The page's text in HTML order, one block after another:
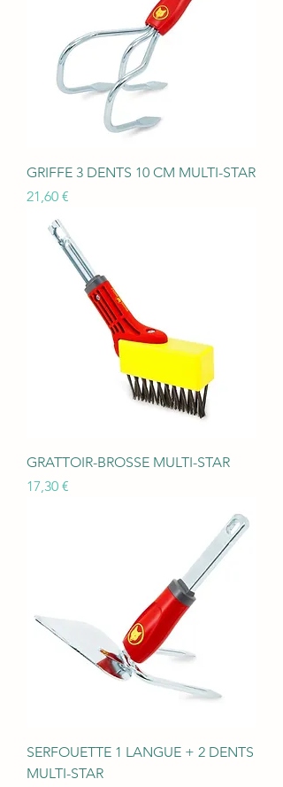
GRIFFE 3 DENTS 10 CM MULTI-STAR
Prix
21,60 €
GRATTOIR-BROSSE MULTI-STAR
Prix
17,30 €
SERFOUETTE 1 LANGUE + 2 DENTS
MULTI-STAR